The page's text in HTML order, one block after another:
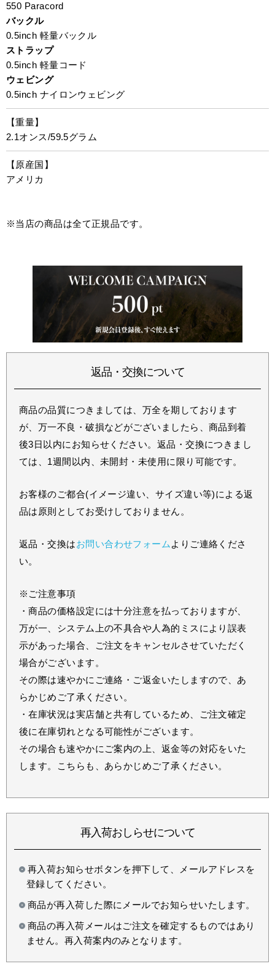
550 Paracord
バックル
0.5inch 軽量バックル
ストラップ
0.5inch 軽量コード
ウェビング
0.5inch ナイロンウェビング
【重量】
2.1オンス/59.5グラム
【原産国】
アメリカ
※当店の商品は全て正規品です。
返品・交換について
商品の品質につきましては、万全を期しております
が、万一不良・破損などがございましたら、商品到着
後3日以内にお知らせください。返品・交換につきまし
ては、1週間以内、未開封・未使用に限り可能です。
お客様のご都合(イメージ違い、サイズ違い等)による返
品は原則としてお受けしておりません。
返品・交換はお問い合わせフォーム よりご連絡くださ
い。
※ご注意事項
・商品の価格設定には十分注意を払っておりますが、
万が一、システム上の不具合や人為的ミスにより誤表
示があった場合、ご注文をキャンセルさせていただく
場合がございます。
その際は速やかにご連絡・ご返金いたしますので、あ
らかじめご了承ください。
・在庫状況は実店舗と共有しているため、ご注文確定
後に在庫切れとなる可能性がございます。
その場合も速やかにご案内の上、返金等の対応をいた
します。こちらも、あらかじめご了承ください。
再入荷おしらせについて
再入荷お知らせボタンを押下して、メールアドレスを
登録してください。
商品が再入荷した際にメールでお知らせいたします。
商品の再入荷メールはご注文を確定するものではあり
ません。再入荷案内のみとなります。